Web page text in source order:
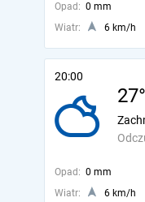
Opad: 0 mm
Wiatr:
6 km/h
20:00
Opad: 0 mm
Wiatr:
6 km/h